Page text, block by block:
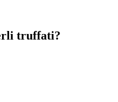
truffati?